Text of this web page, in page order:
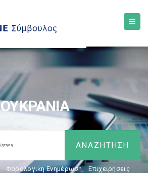
ΟΥΚΡΑΝΙΑ
Φορολογικη Ενημέρωση, Επιχειρήσεις